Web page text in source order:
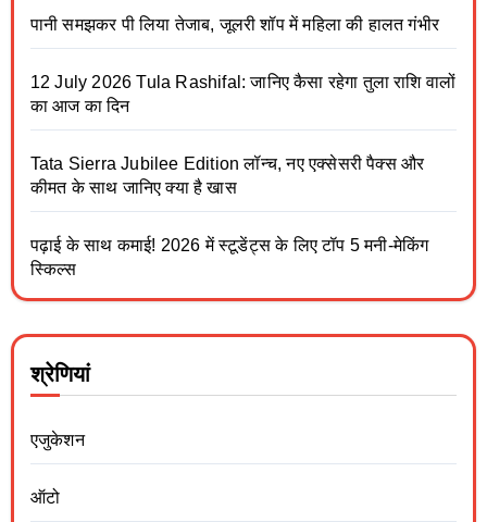
पानी समझकर पी लिया तेजाब, जूलरी शॉप में महिला की हालत गंभीर
12 July 2026 Tula Rashifal: जानिए कैसा रहेगा तुला राशि वालों
का आज का दिन
Tata Sierra Jubilee Edition लॉन्च, नए एक्सेसरी पैक्स और
कीमत के साथ जानिए क्या है खास
पढ़ाई के साथ कमाई! 2026 में स्टूडेंट्स के लिए टॉप 5 मनी-मेकिंग
स्किल्स
श्रेणियां
एजुकेशन
ऑटो